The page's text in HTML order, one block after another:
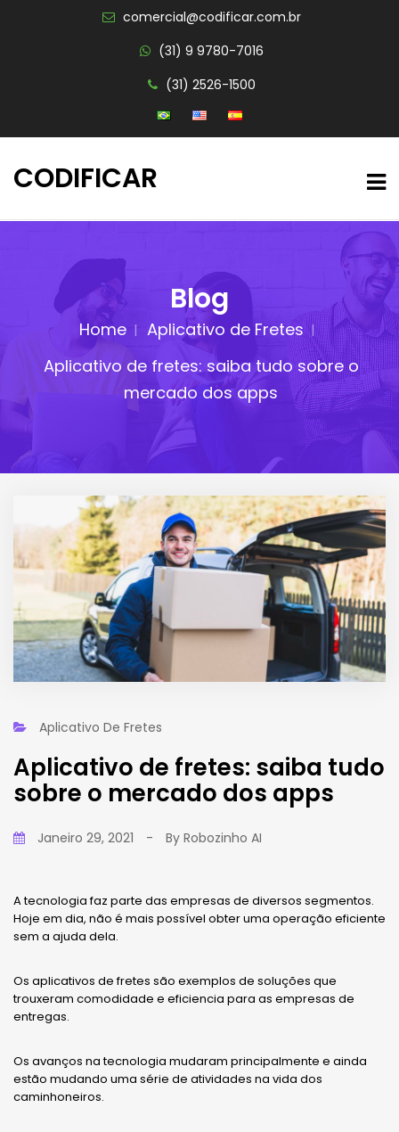
comercial@codificar.com.br
(31) 9 9780-7016
(31) 2526-1500
CODIFICAR
Blog
Home
Aplicativo de Fretes
Aplicativo de fretes: saiba tudo sobre o
mercado dos apps
Aplicativo De Fretes
Aplicativo de fretes: saiba tudo
sobre o mercado dos apps
Janeiro 29, 2021 - By Robozinho AI
A tecnologia faz parte das empresas de diversos segmentos.
Hoje em dia, não é mais possível obter uma operação eficiente
sem a ajuda dela.
Os aplicativos de fretes são exemplos de soluções que
trouxeram comodidade e eficiencia para as empresas de
entregas.
Os avanços na tecnologia mudaram principalmente e ainda
estão mudando uma série de atividades na vida dos
caminhoneiros.